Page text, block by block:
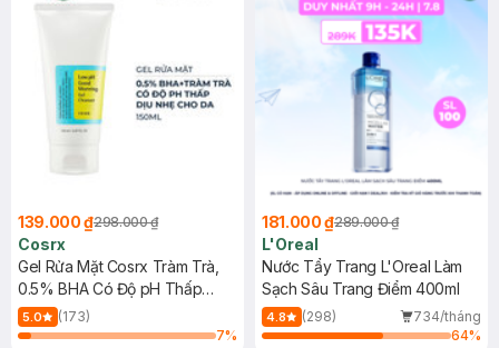
139.000 ₫298.000 ₫
Cosrx
Gel Rửa Mặt Cosrx Tràm Trà,
0.5% BHA Có Độ pH Thấp
150ml
5.0
(173)
7%
181.000 ₫289.000 ₫
L'Oreal
Nước Tẩy Trang L'Oreal Làm
Sạch Sâu Trang Điểm 400ml
4.8 (298)
734/tháng
64%